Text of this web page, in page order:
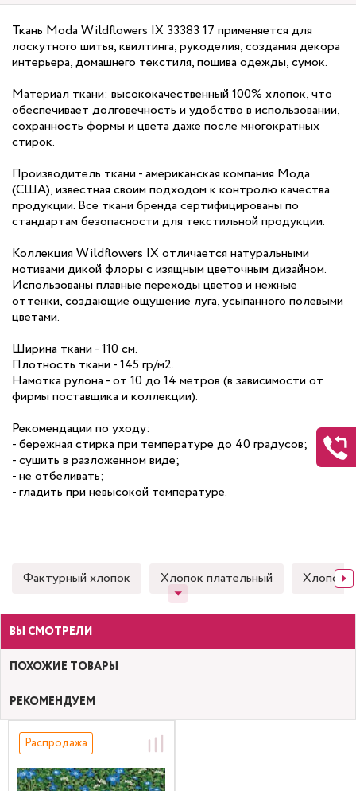
Ткань Moda Wildflowers IX 33383 17 применяется для
лоскутного шитья, квилтинга, рукоделия, создания декора
интерьера, домашнего текстиля, пошива одежды, сумок.
Материал ткани: высококачественный 100% хлопок, что
обеспечивает долговечность и удобство в использовании,
сохранность формы и цвета даже после многократных
стирок.
Производитель ткани - американская компания Мода
(США), известная своим подходом к контролю качества
продукции. Все ткани бренда сертифицированы по
стандартам безопасности для текстильной продукции.
Коллекция Wildflowers IX отличается натуральными
мотивами дикой флоры с изящным цветочным дизайном.
Использованы плавные переходы цветов и нежные
оттенки, создающие ощущение луга, усыпанного полевыми
цветами.
Ширина ткани - 110 см.
Плотность ткани - 145 гр/м2.
Намотка рулона - от 10 до 14 метров (в зависимости от
фирмы поставщика и коллекции).
Рекомендации по уходу:
- бережная стирка при температуре до 40 градусов;
- сушить в разложенном виде;
- не отбеливать;
- гладить при невысокой температуре.
Фактурный хлопок Хлопок плательный Хлопок
ВЫ СМОТРЕЛИ
ПОХОЖИЕ ТОВАРЫ
РЕКОМЕНДУЕМ
Распродажа